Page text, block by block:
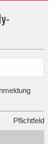
Pflichtfeld